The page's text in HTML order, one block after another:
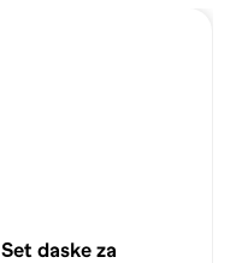
Set daske za